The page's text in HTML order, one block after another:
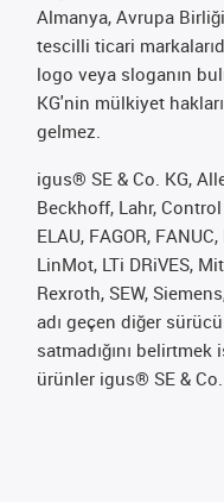
Almanya, Avrupa
tescilli ticari
logo veya sloganın
KG'nin mülkiyet
gelmez.
igus® SE & Co. KG,
Beckhoff, Lahr,
ELAU, FAGOR,
LinMot, LTi DRiVES,
Rexroth, SEW,
adı geçen diğer
satmadığını
ürünler igus® SE & Co.